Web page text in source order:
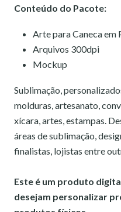
Conteúdo do Pacote:
Arte para Caneca em
Arquivos 300dpi
Mockup
Sublimação,
molduras, artesanato,
xícara, artes, estampas.
áreas de sublimação,
finalistas, lojistas entre
Este é um produto
desejam personalizar